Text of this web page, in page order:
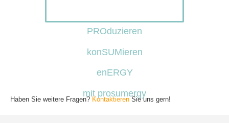
PROduzieren
konSUMieren
enERGY
mit prosumergy
Haben Sie weitere Fragen?KontaktierenSie uns gern!